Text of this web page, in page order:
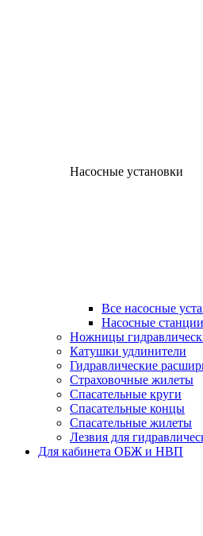
Насосные установки
Все насосные
Насосные
Ножницы
Катушки удлинители
Гидравлические
Страховочные жилеты
Спасательные круги
Спасательные концы
Спасательные жилеты
Лезвия для
Для кабинета ОБЖ и НВП